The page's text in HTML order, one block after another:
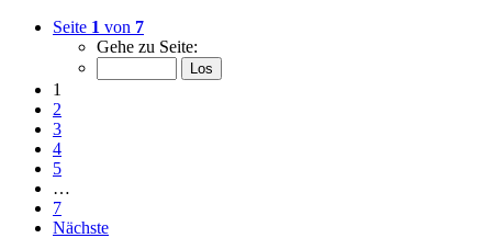
Seite 1 von 7
Gehe zu Seite:
1
2
3
4
5
…
7
Nächste